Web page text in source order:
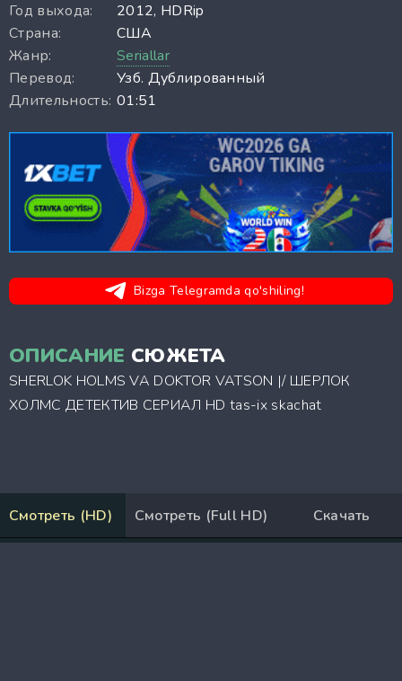
Год выхода:
2012, HDRip
Страна:
США
Жанр:
Seriallar
Перевод:
Узб. Дублированный
Длительность: 01:51
Bizga Telegramda qo'shiling!
ОПИСАНИЕ СЮЖЕТА
SHERLOK HOLMS VA DOKTOR VATSON |/ ШЕРЛОК
ХОЛМС ДЕТЕКТИВ СЕРИАЛ HD tas-ix skachat
Смотреть (HD) Смотреть (Full HD) Скачать